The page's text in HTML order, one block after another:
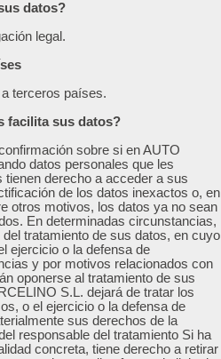
datos?
legal.
terceros países.
facilita sus datos?
sobre si en AUTO
datos personales que les
derecho a acceder a sus
de los datos inexactos o, en
otros motivos, los datos ya no sean
En determinadas circunstancias,
tratamiento de sus datos, en cuyo
ejercicio o la defensa de
y por motivos relacionados con
oponerse al tratamiento de sus
S.L. dejará de tratar los
o el ejercicio o la defensa de
sus derechos de la
responsable del tratamiento Si ha
concreta, tiene derecho a retirar